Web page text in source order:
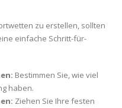
zu erstellen, sollten
einfache Schritt-für-
Bestimmen Sie, wie viel
haben.
Ziehen Sie Ihre festen